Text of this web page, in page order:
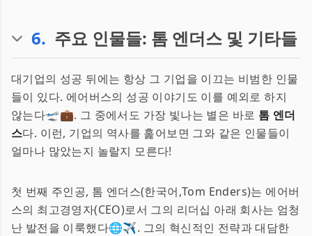
6. 주요 인물들: 톰 엔더스 및 기타들
대기업의 성공 뒤에는 항상 그 기업을 이끄는 비범한 인물
들이 있다. 에어버스의 성공 이야기도 이를 예외로 하지
않는다🛫💼. 그 중에서도 가장 빛나는 별은 바로 톰 엔더
스다. 이런, 기업의 역사를 훑어보면 그와 같은 인물들이
얼마나 많았는지 놀랄지 모른다!
첫 번째 주인공, 톰 엔더스(한국어,Tom Enders)는 에어버
스의 최고경영자(CEO)로서 그의 리더십 아래 회사는 엄청
난 발전을 이룩했다🌐✈️. 그의 혁신적인 전략과 대담한